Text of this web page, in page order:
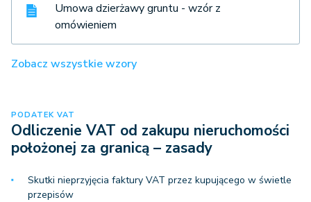
Umowa dzierżawy gruntu - wzór z
omówieniem
Zobacz wszystkie wzory
PODATEK VAT
Odliczenie VAT od zakupu nieruchomości
położonej za granicą – zasady
Skutki nieprzyjęcia faktury VAT przez kupującego w świetle
przepisów